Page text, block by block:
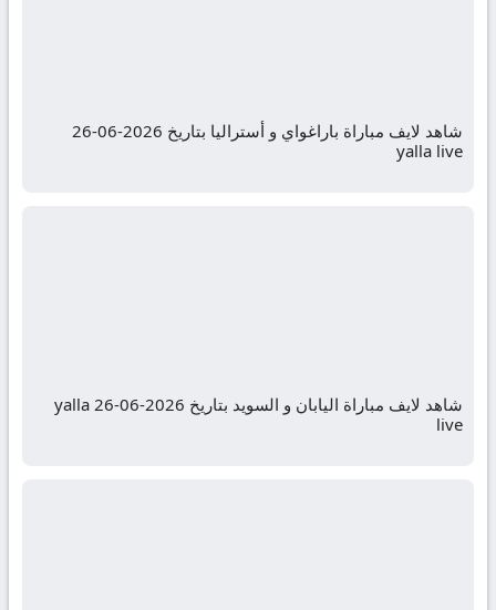
شاهد لايف مباراة باراغواي و أستراليا بتاريخ 2026-06-26
yalla live
شاهد لايف مباراة اليابان و السويد بتاريخ 2026-06-26 yalla
live